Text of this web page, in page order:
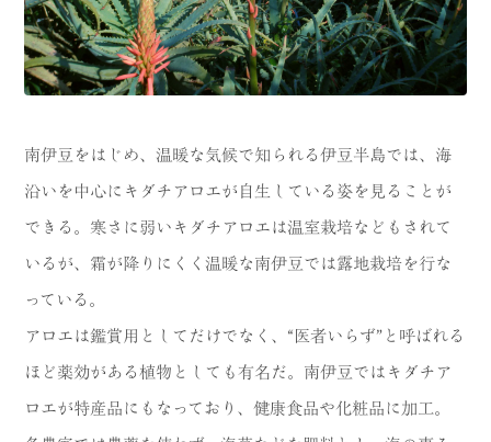
南伊豆をはじめ、温暖な気候で知られる伊豆半島では、海
沿いを中心にキダチアロエが自生している姿を見ることが
できる。寒さに弱いキダチアロエは温室栽培などもされて
いるが、霜が降りにくく温暖な南伊豆では露地栽培を行な
っている。
アロエは鑑賞用としてだけでなく、“医者いらず”と呼ばれる
ほど薬効がある植物としても有名だ。南伊豆ではキダチア
ロエが特産品にもなっており、健康食品や化粧品に加工。